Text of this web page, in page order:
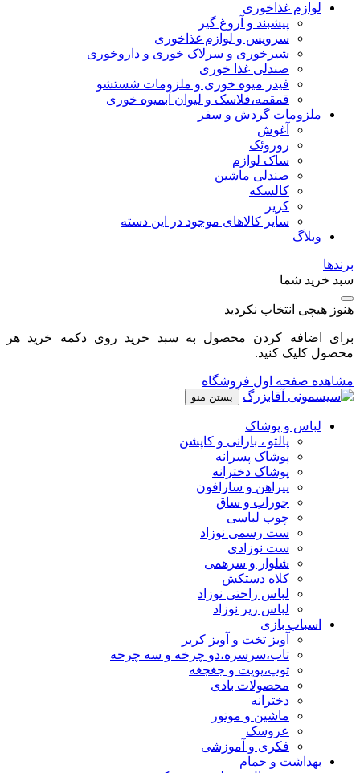
لوازم غذاخوری
پیشبند و آروغ گیر
سرویس و لوازم غذاخوری
شیرخوری و سرلاک خوری و داروخوری
صندلی غذا خوری
فیدر میوه خوری و ملزومات شستشو
قمقمه،فلاسک و لیوان آبمیوه خوری
ملزومات گردش و سفر
آغوش
روروئک
ساک لوازم
صندلی ماشین
کالسکه
کریر
سایر کالاهای موجود در این دسته
وبلاگ
برندها
سبد خرید شما
هنوز هیچی انتخاب نکردید
برای اضافه کردن محصول به سبد خرید روی دکمه خرید هر
محصول کلیک کنید.
مشاهده صفحه اول فروشگاه
بستن منو
لباس و پوشاک
پالتو ، بارانی و کاپشن
پوشاک پسرانه
پوشاک دخترانه
پیراهن و سارافون
جوراب و ساق
چوب لباسی
ست رسمی نوزاد
ست نوزادی
شلوار و سرهمی
کلاه دستکش
لباس راحتی نوزاد
لباس زیر نوزاد
اسباب بازی
آویز تخت و آویز کریر
تاب،سرسره،دو چرخه و سه چرخه
توپ،پوپت و جغجغه
محصولات بادی
دخترانه
ماشین و موتور
عروسک
فکری و آموزشی
بهداشت و حمام